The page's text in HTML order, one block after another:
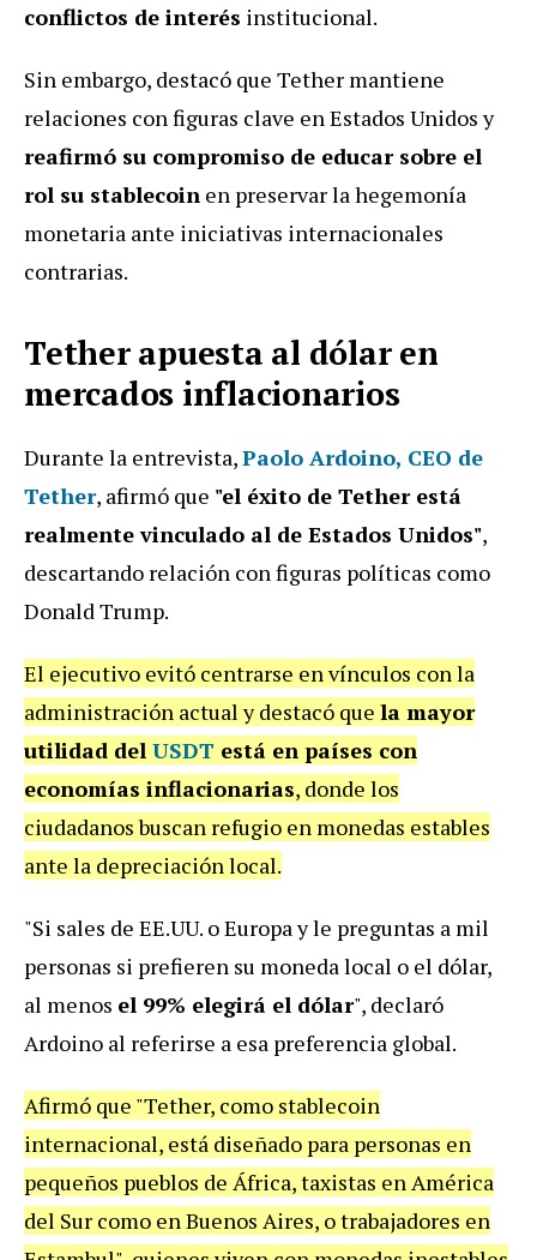
conflictos de interés institucional.
Sin embargo, destacó que Tether mantiene
relaciones con figuras clave en Estados Unidos y
reafirmó su compromiso de educar sobre el
rol su stablecoin en preservar la hegemonía
monetaria ante iniciativas internacionales
contrarias.
Tether apuesta al dólar en
mercados inflacionarios
Durante la entrevista,Paolo Ardoino, CEO de
Tether, afirmó que "el éxito de Tether está
realmente vinculado al de Estados Unidos",
descartando relación con figuras políticas como
Donald Trump.
El ejecutivo evitó centrarse en vínculos con la
administración actual y destacó que la mayor
utilidad del USDT está en países con
economías inflacionarias, donde los
ciudadanos buscan refugio en monedas estables
ante la depreciación local.
"Si sales de EE.UU. o Europa y le preguntas a mil
personas si prefieren su moneda local o el dólar,
al menos el 99% elegirá el dólar", declaró
Ardoino al referirse a esa preferencia global.
Afirmó que "Tether, como stablecoin
internacional, está diseñado para personas en
pequeños pueblos de África, taxistas en América
del Sur como en Buenos Aires, o trabajadores en